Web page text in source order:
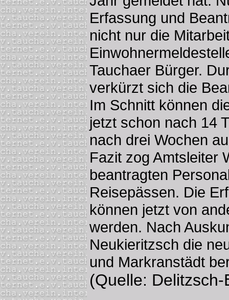
Erfassung und
nicht nur die
Tauchaer Bürger.
verkürzt sich die
Im Schnitt können
jetzt schon nach 14
nach drei Wochen
Fazit zog Amtsleiter
beantragten
Reisepässen. Die
können jetzt von
werden. Nach
Neukieritzsch die
und Markranstädt
(Quelle: